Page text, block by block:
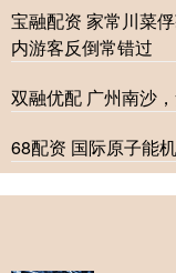
宝融配资 家常川菜
内游客反倒常错过
双融优配 广州南沙
68配资 国际原子能